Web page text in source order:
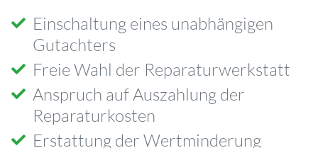
Einschaltung eines unabhängigen
Gutachters
Freie Wahl der Reparaturwerkstatt
Anspruch auf Auszahlung der
Reparaturkosten
Erstattung der Wertminderung